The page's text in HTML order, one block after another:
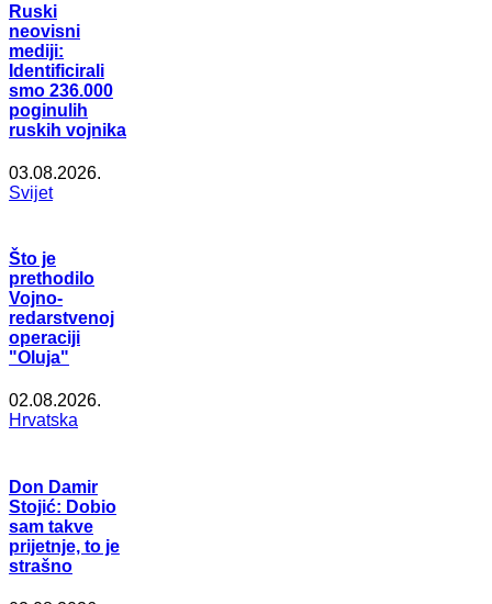
Ruski
neovisni
mediji:
Identificirali
smo 236.000
poginulih
ruskih vojnika
03.08.2026.
Svijet
Što je
prethodilo
Vojno-
redarstvenoj
operaciji
"Oluja"
02.08.2026.
Hrvatska
Don Damir
Stojić: Dobio
sam takve
prijetnje, to je
strašno